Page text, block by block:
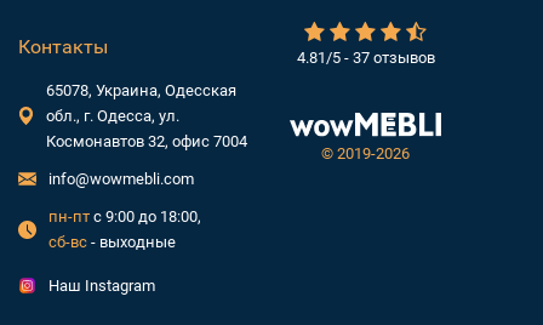
© 2019-2026
4.81/5 - 37 отзывов
Контакты
65078, Украина, Одесская
обл., г. Одесса, ул.
Космонавтов 32, офис 7004
info@wowmebli.com
пн-пт с 9:00 до 18:00,
сб-вс - выходные
Наш Instagram